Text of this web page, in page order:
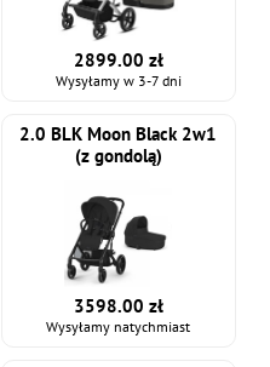
2899.00 zł
Wysyłamy w 3-7 dni
2.0 BLK Moon Black 2w1
(z gondolą)
3598.00 zł
Wysyłamy natychmiast